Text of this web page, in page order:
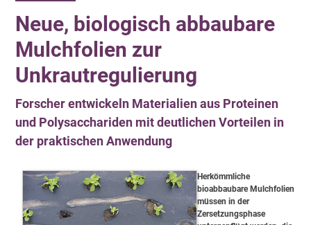
Neue, biologisch abbaubare
Mulchfolien zur
Unkrautregulierung
Forscher entwickeln Materialien aus Proteinen
und Polysacchariden mit deutlichen Vorteilen in
der praktischen Anwendung
Herkömmliche
bioabbaubare Mulchfolien
müssen in der
Zersetzungsphase